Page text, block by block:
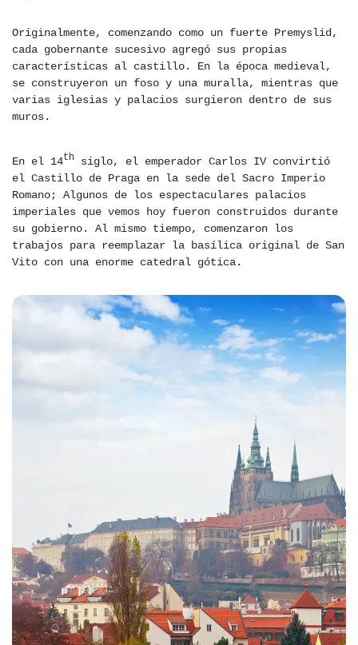
Originalmente, comenzando como un fuerte Premyslid,
cada gobernante sucesivo agregó sus propias
características al castillo. En la época medieval,
se construyeron un foso y una muralla, mientras que
varias iglesias y palacios surgieron dentro de sus
muros.
En el 14th siglo, el emperador Carlos IV convirtió
el Castillo de Praga en la sede del Sacro Imperio
Romano; Algunos de los espectaculares palacios
imperiales que vemos hoy fueron construidos durante
su gobierno. Al mismo tiempo, comenzaron los
trabajos para reemplazar la basílica original de San
Vito con una enorme catedral gótica.